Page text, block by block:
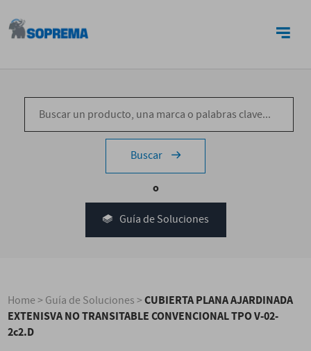
Buscar
o
Guía de Soluciones
Home>Guía de Soluciones>CUBIERTA PLANA AJARDINADA
EXTENISVA NO TRANSITABLE CONVENCIONAL TPO V-02-
2c2.D